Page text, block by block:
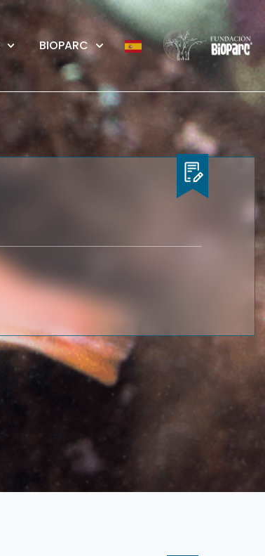
BIOPARC